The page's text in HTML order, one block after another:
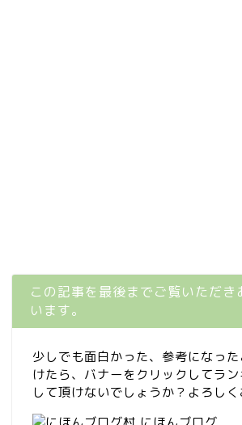
この記事を最後までご覧いただき
います。
少しでも面白かった、参考になっ
けたら、バナーをクリックしてラ
して頂けないでしょうか？よろしく